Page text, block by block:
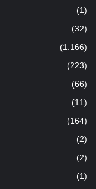
(1)
(32)
(1.166)
(223)
(66)
(11)
(164)
(2)
(2)
(1)